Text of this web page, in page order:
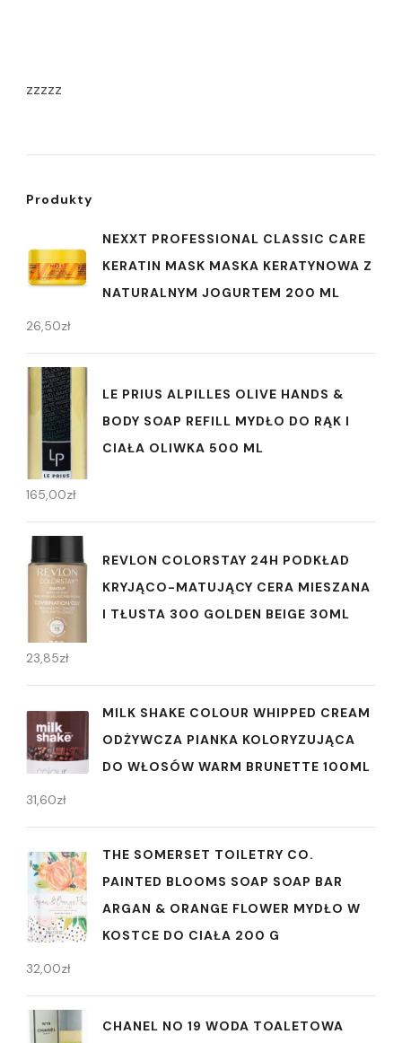
zzzzz
Produkty
NEXXT PROFESSIONAL CLASSIC CARE
KERATIN MASK MASKA KERATYNOWA Z
NATURALNYM JOGURTEM 200 ML
26,50zł
LE PRIUS ALPILLES OLIVE HANDS &
BODY SOAP REFILL MYDŁO DO RĄK I
CIAŁA OLIWKA 500 ML
165,00zł
REVLON COLORSTAY 24H PODKŁAD
KRYJĄCO-MATUJĄCY CERA MIESZANA
I TŁUSTA 300 GOLDEN BEIGE 30ML
23,85zł
MILK SHAKE COLOUR WHIPPED CREAM
ODŻYWCZA PIANKA KOLORYZUJĄCA
DO WŁOSÓW WARM BRUNETTE 100ML
31,60zł
THE SOMERSET TOILETRY CO.
PAINTED BLOOMS SOAP SOAP BAR
ARGAN & ORANGE FLOWER MYDŁO W
KOSTCE DO CIAŁA 200 G
32,00zł
CHANEL NO 19 WODA TOALETOWA